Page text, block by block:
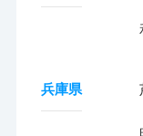
兵庫県